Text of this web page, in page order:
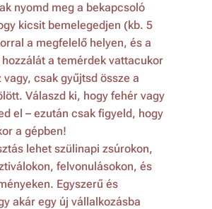
nyomd meg a bekapcsoló
kicsit bemelegedjen (kb. 5
a megfelelő helyen, és a
a temérdek vattacukor
csak gyűjtsd össze a
Válaszd ki, hogy fehér vagy
el – ezután csak figyeld, hogy
a gépben!
lehet szülinapi zsúrokon,
felvonulásokon, és
Egyszerű és
akár egy új vállalkozásba